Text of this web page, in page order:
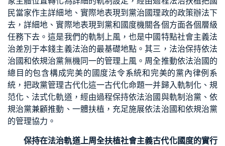
民當家作主詳細地、實際地表現到黨治國理政的政策辦法下
去，詳細地、實際地表現到黨和國度機關各個方面各個層級
任務下去。這是我們的軌制上風，也是中國特點社會主義法
治差別于本錢主義法治的最基礎地點。其三，法治保持依法
治國和依規治黨無機同一的管理上風。周全推動依法治國的
總目的包含構成完美的國度法令系統和完美的黨內律例系
統，把政黨管理古代化這一古代化命題一并歸入軌制化、規
范化、法式化軌道，經由過程保持依法治國與軌制治黨、依
規治黨兼顧推動、一體扶植，充足施展依法治國和依規治黨
的管理協力。
保持在法治軌道上周全扶植社會主義古代化國度的實行